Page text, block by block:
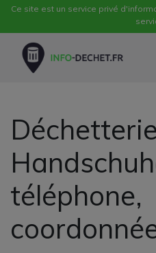
Ce site est un service privé
téléphone,